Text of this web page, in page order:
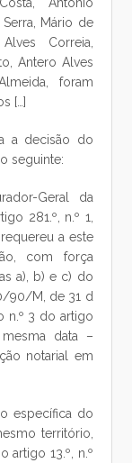
Mário de
Correia,
Antero Alves
foram
[…]
a decisão do
seguinte:
Geral da
281.º, n.º 1,
a este
com força
a), b) e c) do
90/M, de 31 d
n.º 3 do artigo
data –
notarial em
específica do
território,
artigo 13.º, n.º